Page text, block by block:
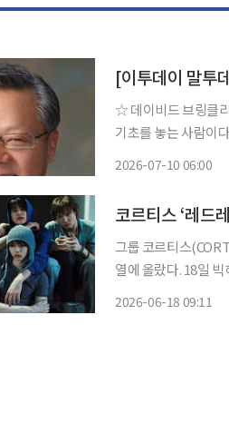
[이투데이 말투
☆ 데이비드 브링클리 명언 “성공하는 사람은 다른 사람이 자신을 향
기초를 놓는 사람이다.” 미국 언론인. NBC에서 체트 헌틀리와 함께 헌틀리-브링
2026-07-10 06:00
코르티스 ‘레드
그룹 코르티스
열에 올랐다. 18일 빅히트 뮤직에 따르면 ‘레드레드’는 글로벌 오디오·음원 스트리밍 플랫폼
2026-06-18 09:11